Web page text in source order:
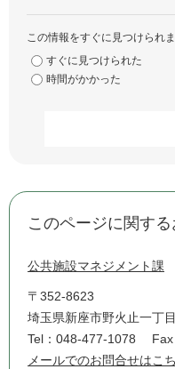
この情報をすぐに見つけられ
すぐに見つけられた
時間がかかった
このページに関す
公共施設マネジメント課
〒352-8623
埼玉県新座市野火止一丁
Tel：048-477-1078
メールでのお問合せはこ